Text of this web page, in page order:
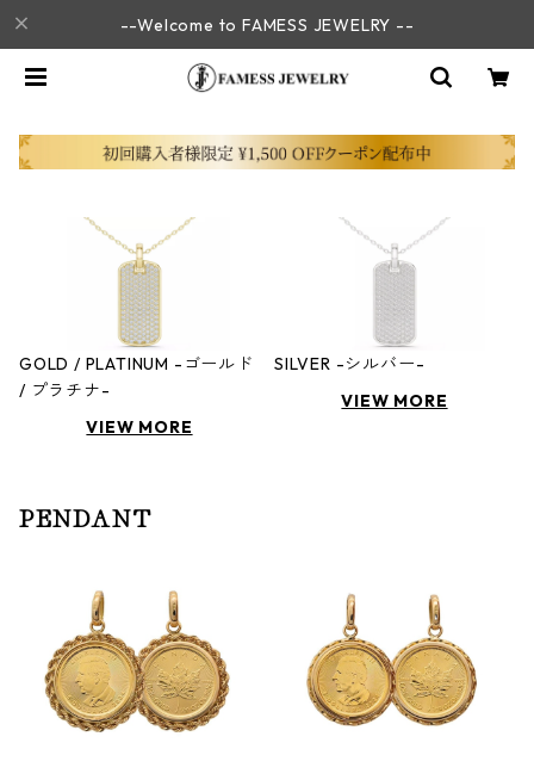
--Welcome to FAMESS JEWELRY --
GOLD / PLATINUM -ゴールド
/ プラチナ-
VIEW MORE
SILVER -シルバー-
VIEW MORE
PENDANT